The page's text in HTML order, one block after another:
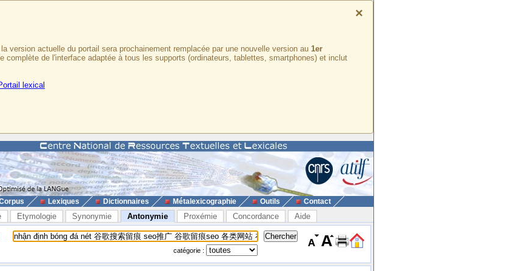
×
version actuelle du portail sera prochainement remplacée par une nouvelle version au 1er
complète de l'interface adaptée à tous les supports (ordinateurs, tablettes, smartphones) et inclut
lexical
Lexiques Dictionnaires Métalexicographie Outils Contact
Etymologie Synonymie Antonymie Proxémie Concordance Aide
catégorie :